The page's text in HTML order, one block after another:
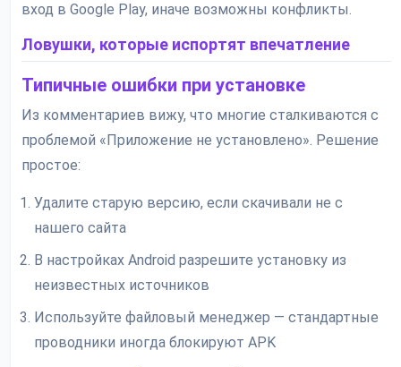
вход в Google Play, иначе возможны конфликты.
Ловушки, которые испортят впечатление
Типичные ошибки при установке
Из комментариев вижу, что многие сталкиваются с
проблемой «Приложение не установлено». Решение
простое:
Удалите старую версию, если скачивали не с
нашего сайта
В настройках Android разрешите установку из
неизвестных источников
Используйте файловый менеджер — стандартные
проводники иногда блокируют APK